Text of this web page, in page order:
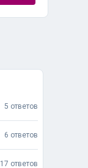
5 ответов
6 ответов
17 ответов